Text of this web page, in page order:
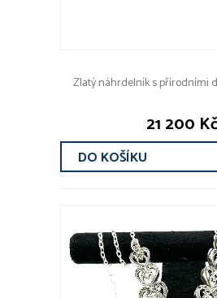
Zlatý náhrdelník s přírodními
21 200 Kč
DO KOŠÍKU